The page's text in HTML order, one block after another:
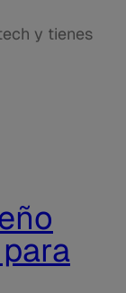
y tienes